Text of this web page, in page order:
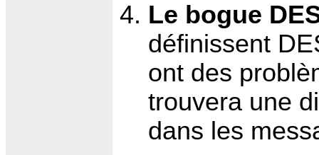
Le bogue
définissent
ont des
trouvera une
dans les